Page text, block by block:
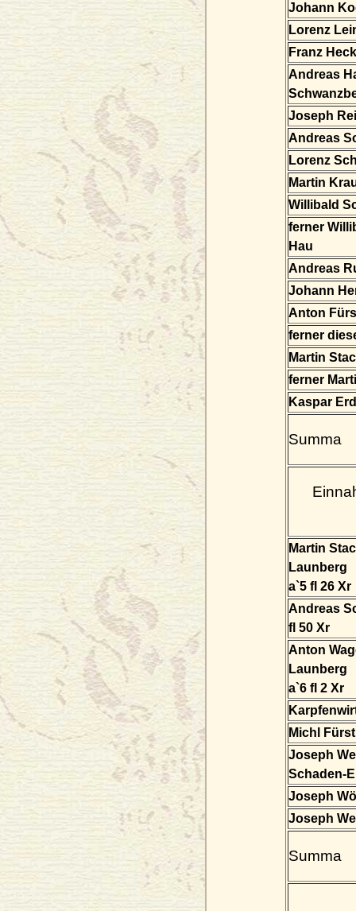
Johann
Lorenz
Franz
Andreas
Joseph
Andreas
Lorenz
Martin
Willibald
ferner
Hau
Andreas
Johann
Anton
ferner
Martin
ferner
Kaspar
Summa
Martin
Launberg
a`5 fl 26 Xr
Andreas
fl 50 Xr
Anton
Launberg
a`6 fl 2 Xr
Michl
Joseph
Schaden-
Joseph
Joseph
Summa